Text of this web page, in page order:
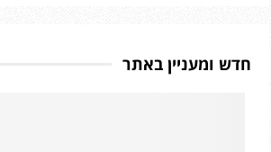
חדש ומעניין באתר